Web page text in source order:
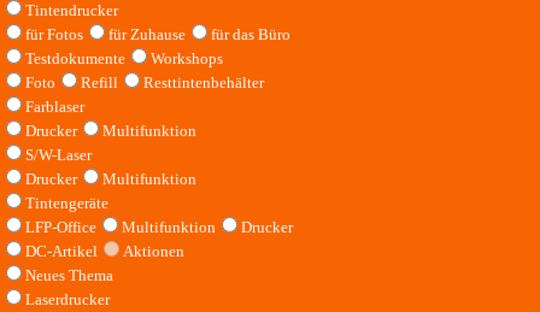
Tintendrucker
für Fotos
für Zuhause
für das Büro
Testdokumente
Workshops
Foto
Refill
Resttintenbehälter
Farblaser
Drucker
Multifunktion
S/W-Laser
Drucker
Multifunktion
Tintengeräte
LFP-Office
Multifunktion
Drucker
DC-Artikel
Aktionen
Neues Thema
Laserdrucker